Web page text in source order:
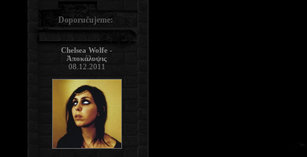
Doporučujeme:
Chelsea Wolfe -
Ἀποκάλυψις
08.12.2011